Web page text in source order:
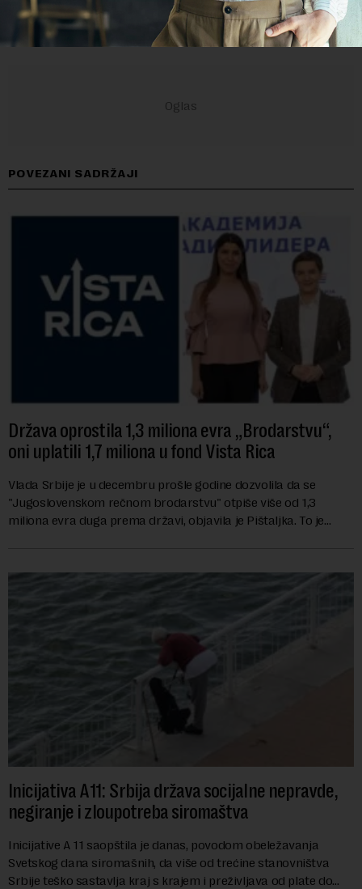
POVEZANI SADRŽAJI
Država oprostila 1,3 miliona evra „Brodarstvu“,
oni uplatili 1,7 miliona u fond Vista Rica
Vlada Srbije je u decembru prošle godine dozvolila da se
"Jugoslovenskom rečnom brodarstvu" otpiše više od 1,3
miliona evra duga prema državi, objavila je Pištaljka. To je
Inicijativa A11: Srbija država socijalne nepravde,
negiranje i zloupotreba siromaštva
Inicijative A 11 saopštila je danas, povodom obeležavanja
Svetskog dana siromašnih, da više od trećine stanovništva
Srbije teško sastavlja kraj s krajem i preživljava od plate do